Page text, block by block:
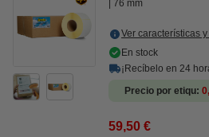
76 mm
Ver características
En stock
¡Recíbelo en 24
Precio por etiqu
59,50 €